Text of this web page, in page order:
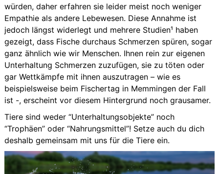
würden, daher erfahren sie leider meist noch weniger
Empathie als andere Lebewesen. Diese Annahme ist
jedoch längst widerlegt und mehrere Studien¹ haben
gezeigt, dass Fische durchaus Schmerzen spüren, sogar
ganz ähnlich wie wir Menschen. Ihnen rein zur eigenen
Unterhaltung Schmerzen zuzufügen, sie zu töten oder
gar Wettkämpfe mit ihnen auszutragen – wie es
beispielsweise beim Fischertag in Memmingen der Fall
ist -, erscheint vor diesem Hintergrund noch grausamer.
Tiere sind weder “Unterhaltungsobjekte” noch
“Trophäen” oder “Nahrungsmittel”! Setze auch du dich
deshalb gemeinsam mit uns für die Tiere ein.